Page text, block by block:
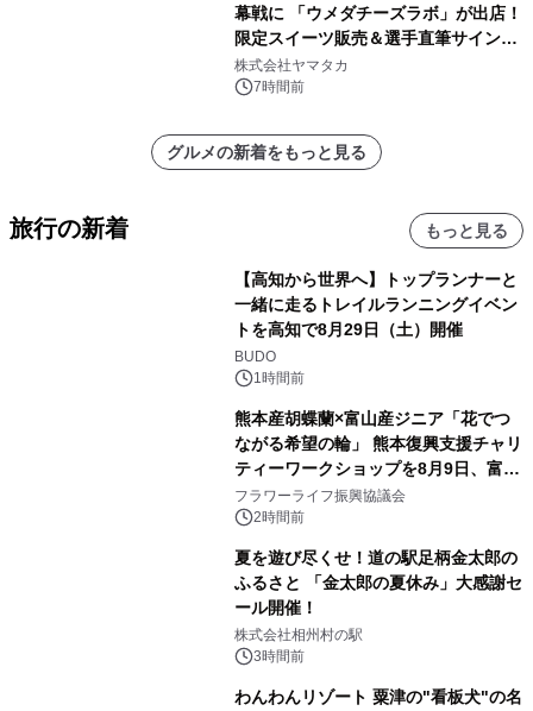
幕戦に 「ウメダチーズラボ」が出店！
限定スイーツ販売＆選手直筆サイング
ッズが当たる抽選会を 8月8日に開催
株式会社ヤマタカ
7時間前
グルメの新着をもっと見る
旅行の新着 もっと見る
【高知から世界へ】トップランナーと
一緒に走るトレイルランニングイベン
トを高知で8月29日（土）開催
BUDO
1時間前
熊本産胡蝶蘭×富山産ジニア「花でつ
ながる希望の輪」 熊本復興支援チャリ
ティーワークショップを8月9日、富
山・射水で開催
フラワーライフ振興協議会
2時間前
夏を遊び尽くせ！道の駅足柄金太郎の
ふるさと 「金太郎の夏休み」大感謝セ
ール開催！
株式会社相州村の駅
3時間前
わんわんリゾート 粟津の"看板犬"の名